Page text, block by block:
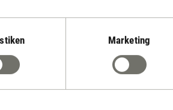
Marketing
Pflanzenheilkunde und im Besonderen
in der Luft nicht nur gut riechen,
Duft nach Pfefferminze am Morgen